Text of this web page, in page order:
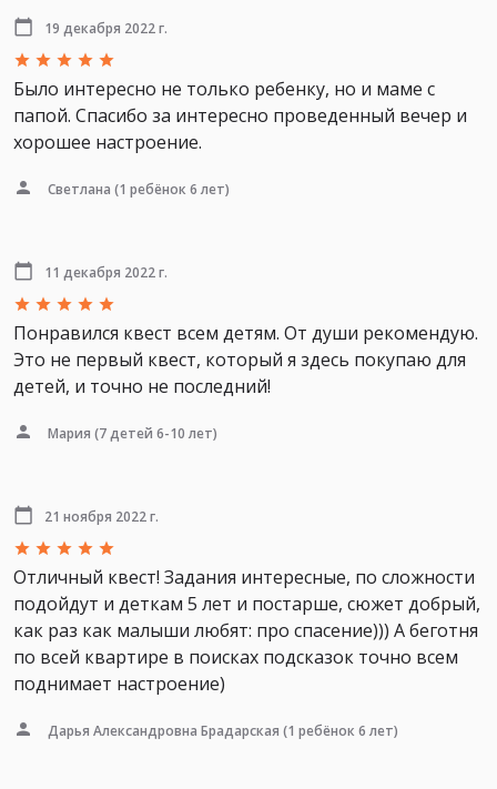
19 декабря 2022 г.
Было интересно не только ребенку, но и маме с
папой. Спасибо за интересно проведенный вечер и
хорошее настроение.
Светлана (1 ребёнок 6 лет)
11 декабря 2022 г.
Понравился квест всем детям. От души рекомендую.
Это не первый квест, который я здесь покупаю для
детей, и точно не последний!
Мария (7 детей 6-10 лет)
21 ноября 2022 г.
Отличный квест! Задания интересные, по сложности
подойдут и деткам 5 лет и постарше, сюжет добрый,
как раз как малыши любят: про спасение))) А беготня
по всей квартире в поисках подсказок точно всем
поднимает настроение)
Дарья Александровна Брадарская (1 ребёнок 6 лет)